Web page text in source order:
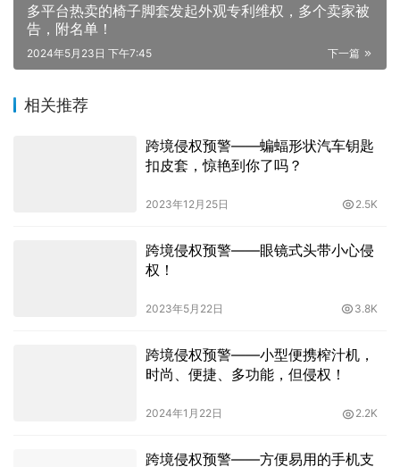
多平台热卖的椅子脚套发起外观专利维权，多个卖家被
告，附名单！
下一篇
2024年5月23日 下午7:45
相关推荐
跨境侵权预警——蝙蝠形状汽车钥匙
扣皮套，惊艳到你了吗？
2023年12月25日 2.5K
跨境侵权预警——眼镜式头带小心侵
权！
2023年5月22日 3.8K
跨境侵权预警——小型便携榨汁机，
时尚、便捷、多功能，但侵权！
2024年1月22日 2.2K
跨境侵权预警——方便易用的手机支